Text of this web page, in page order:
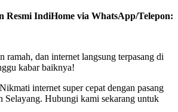
Resmi IndiHome via WhatsApp/Telepon:
ramah, dan internet langsung terpasang di
kabar baiknya!
internet super cepat dengan pasang
Hubungi kami sekarang untuk